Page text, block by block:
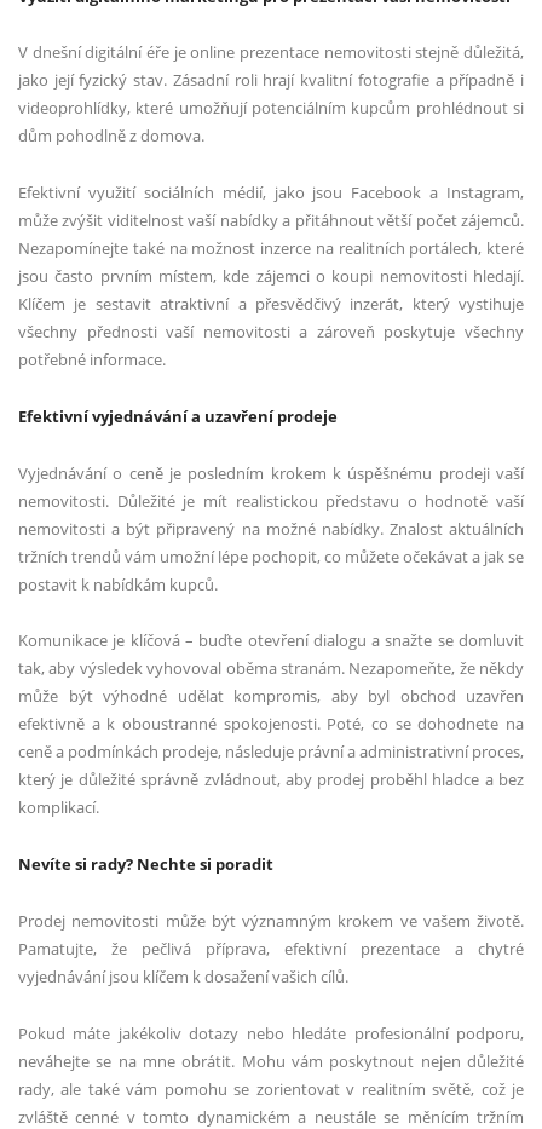
V dnešní digitální éře je online prezentace nemovitosti stejně důležitá,
jako její fyzický stav. Zásadní roli hrají kvalitní fotografie a případně i
videoprohlídky, které umožňují potenciálním kupcům prohlédnout si
dům pohodlně z domova.
Efektivní využití sociálních médií, jako jsou Facebook a Instagram,
může zvýšit viditelnost vaší nabídky a přitáhnout větší počet zájemců.
Nezapomínejte také na možnost inzerce na realitních portálech, které
jsou často prvním místem, kde zájemci o koupi nemovitosti hledají.
Klíčem je sestavit atraktivní a přesvědčivý inzerát, který vystihuje
všechny přednosti vaší nemovitosti a zároveň poskytuje všechny
potřebné informace.
Efektivní vyjednávání a uzavření prodeje
Vyjednávání o ceně je posledním krokem k úspěšnému prodeji vaší
nemovitosti. Důležité je mít realistickou představu o hodnotě vaší
nemovitosti a být připravený na možné nabídky. Znalost aktuálních
tržních trendů vám umožní lépe pochopit, co můžete očekávat a jak se
postavit k nabídkám kupců.
Komunikace je klíčová – buďte otevření dialogu a snažte se domluvit
tak, aby výsledek vyhovoval oběma stranám. Nezapomeňte, že někdy
může být výhodné udělat kompromis, aby byl obchod uzavřen
efektivně a k oboustranné spokojenosti. Poté, co se dohodnete na
ceně a podmínkách prodeje, následuje právní a administrativní proces,
který je důležité správně zvládnout, aby prodej proběhl hladce a bez
komplikací.
Nevíte si rady? Nechte si poradit
Prodej nemovitosti může být významným krokem ve vašem životě.
Pamatujte, že pečlivá příprava, efektivní prezentace a chytré
vyjednávání jsou klíčem k dosažení vašich cílů.
Pokud máte jakékoliv dotazy nebo hledáte profesionální podporu,
neváhejte se na mne obrátit. Mohu vám poskytnout nejen důležité
rady, ale také vám pomohu se zorientovat v realitním světě, což je
zvláště cenné v tomto dynamickém a neustále se měnícím tržním